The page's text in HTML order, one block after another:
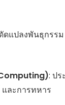
ดแปลงพันธุกรร
: ป
และการทหาร